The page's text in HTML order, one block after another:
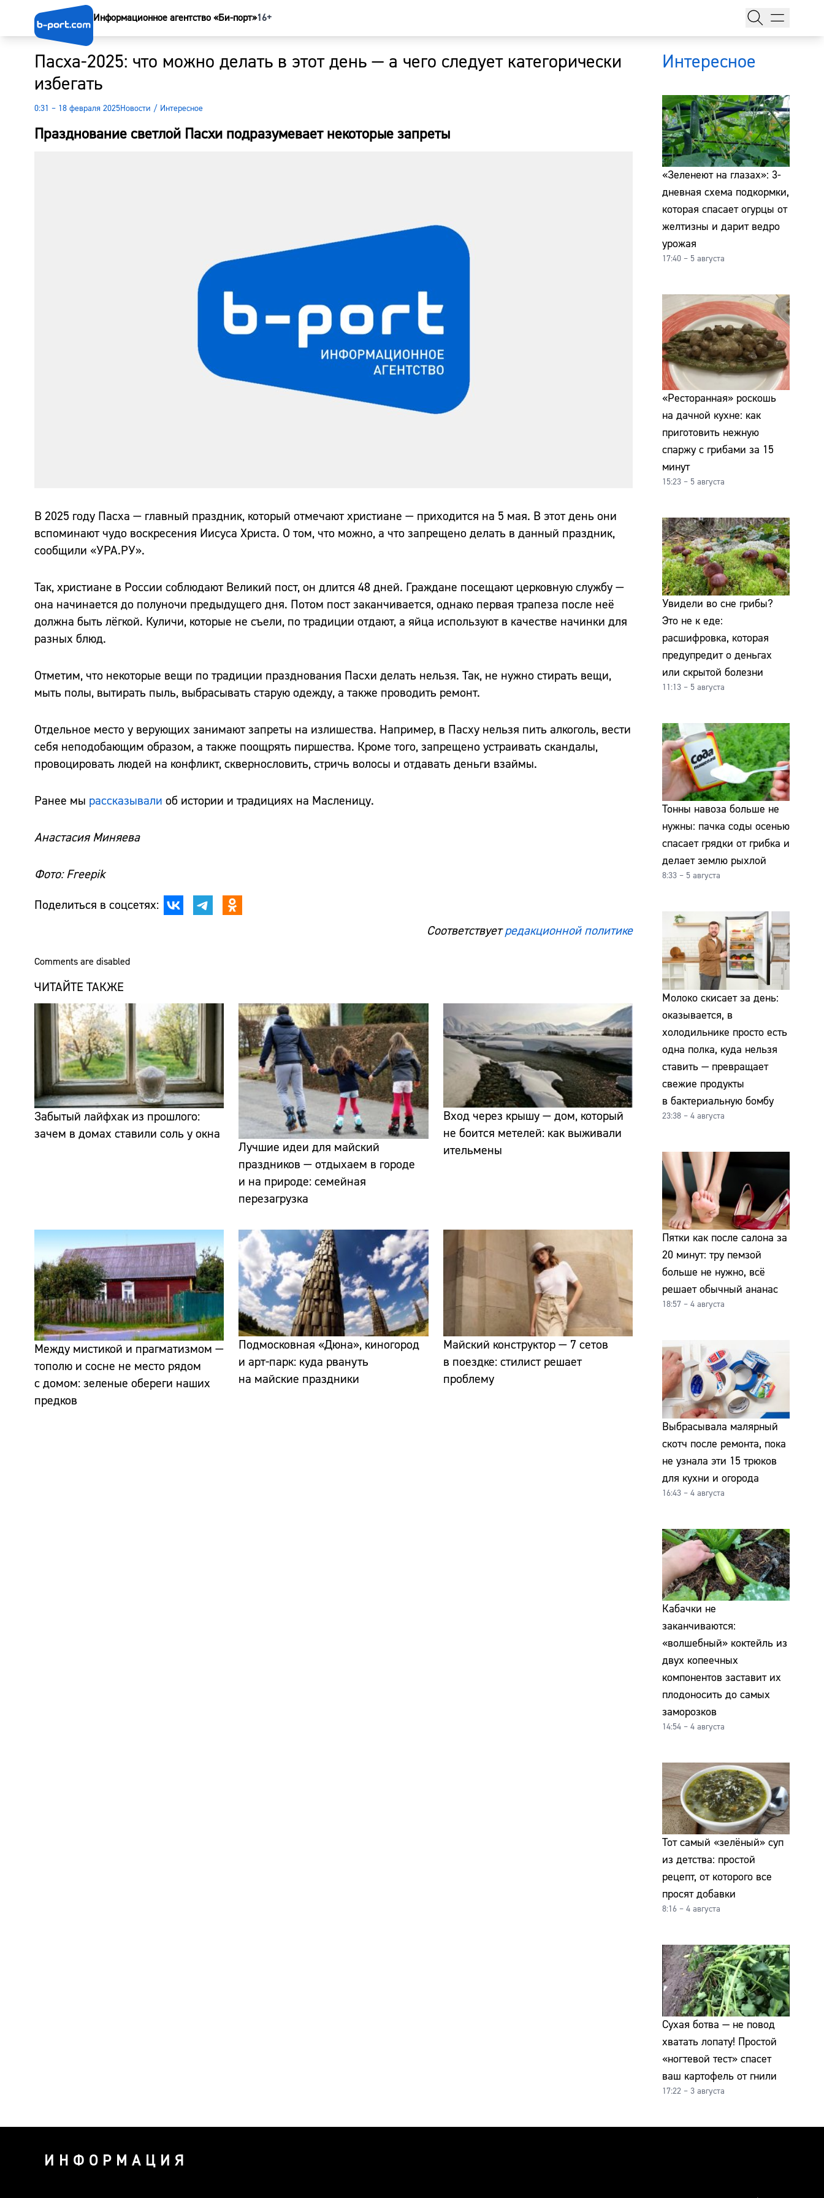
Информационное агентство «Би-порт»16+
Пасха-2025: что можно делать в этот день — а чего следует категорически
избегать
0:31 – 18 февраля 2025Новости / Интересное
Празднование светлой Пасхи подразумевает некоторые запреты
В 2025 году Пасха — главный праздник, который отмечают христиане — приходится на 5 мая. В этот день они
вспоминают чудо воскресения Иисуса Христа. О том, что можно, а что запрещено делать в данный праздник,
сообщили «УРА.РУ».
Так, христиане в России соблюдают Великий пост, он длится 48 дней. Граждане посещают церковную службу —
она начинается до полуночи предыдущего дня. Потом пост заканчивается, однако первая трапеза после неё
должна быть лёгкой. Куличи, которые не съели, по традиции отдают, а яйца используют в качестве начинки для
разных блюд.
Отметим, что некоторые вещи по традиции празднования Пасхи делать нельзя. Так, не нужно стирать вещи,
мыть полы, вытирать пыль, выбрасывать старую одежду, а также проводить ремонт.
Отдельное место у верующих занимают запреты на излишества. Например, в Пасху нельзя пить алкоголь, вести
себя неподобающим образом, а также поощрять пиршества. Кроме того, запрещено устраивать скандалы,
провоцировать людей на конфликт, сквернословить, стричь волосы и отдавать деньги взаймы.
Ранее мы рассказывали об истории и традициях на Масленицу.
Анастасия Миняева
Фото: Freepik
Поделиться в соцсетях:
Соответствуетредакционной политике
Comments are disabled
ЧИТАЙТЕ ТАКЖЕ
Забытый лайфхак из прошлого:
зачем в домах ставили соль у окна
Лучшие идеи для майский
праздников — отдыхаем в городе
и на природе: семейная
перезагрузка
Вход через крышу — дом, который
не боится метелей: как выживали
ительмены
Между мистикой и прагматизмом —
тополю и сосне не место рядом
с домом: зеленые обереги наших
предков
Подмосковная «Дюна», киногород
и арт-парк: куда рвануть
на майские праздники
Майский конструктор — 7 сетов
в поездке: стилист решает
проблему
Интересное
«Зеленеют на глазах»: 3-
дневная схема подкормки,
которая спасает огурцы от
желтизны и дарит ведро
урожая
17:40 – 5 августа
«Ресторанная» роскошь
на дачной кухне: как
приготовить нежную
спаржу с грибами за 15
минут
15:23 – 5 августа
Увидели во сне грибы?
Это не к еде:
расшифровка, которая
предупредит о деньгах
или скрытой болезни
11:13 – 5 августа
Тонны навоза больше не
нужны: пачка соды осенью
спасает грядки от грибка и
делает землю рыхлой
8:33 – 5 августа
Молоко скисает за день:
оказывается, в
холодильнике просто есть
одна полка, куда нельзя
ставить — превращает
свежие продукты
в бактериальную бомбу
23:38 – 4 августа
Пятки как после салона за
20 минут: тру пемзой
больше не нужно, всё
решает обычный ананас
18:57 – 4 августа
Выбрасывала малярный
скотч после ремонта, пока
не узнала эти 15 трюков
для кухни и огорода
16:43 – 4 августа
Кабачки не
заканчиваются:
«волшебный» коктейль из
двух копеечных
компонентов заставит их
плодоносить до самых
заморозков
14:54 – 4 августа
Тот самый «зелёный» суп
из детства: простой
рецепт, от которого все
просят добавки
8:16 – 4 августа
Сухая ботва — не повод
хватать лопату! Простой
«ногтевой тест» спасет
ваш картофель от гнили
17:22 – 3 августа
ИНФОРМАЦИЯ
Главная
Наши гости
Курсы валют
Телефон: